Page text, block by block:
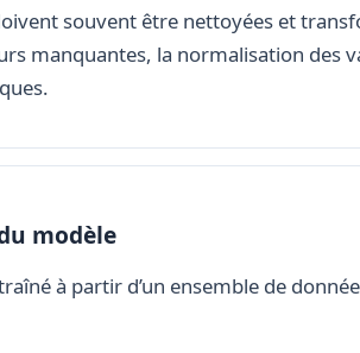
souvent être nettoyées et
manquantes, la normalisation des
modèle
à partir d’un ensemble de